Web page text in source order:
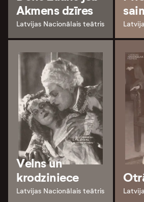
Akmens dzīres
Latvijas Nacionālais teātris
Velns un
krodziniece
Latvijas Nacionālais teātris